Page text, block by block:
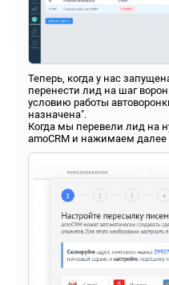
Теперь, когда у нас
перенести лид на шаг
условию работы
назначена".
Когда мы перевели лид на
amoCRM и нажимаем далее